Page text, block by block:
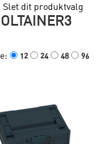
Slet dit produktvalg
12 24 48 96